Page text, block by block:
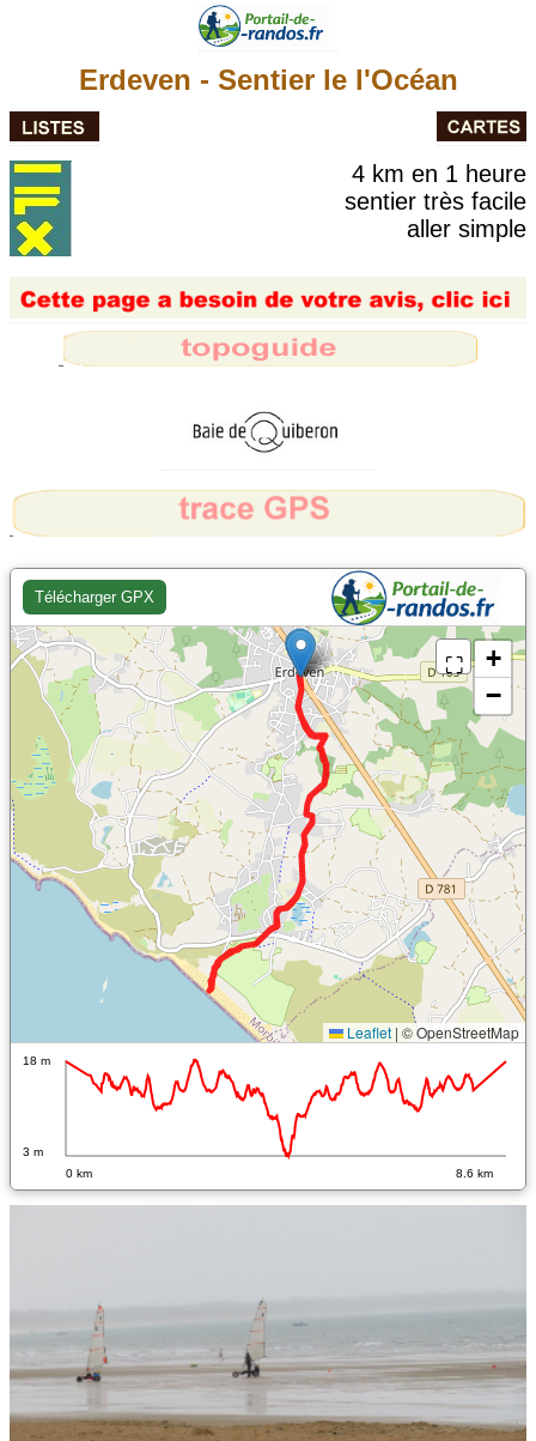
Erdeven - Sentier le l'Océan
4 km en 1 heure
sentier très facile
aller simple